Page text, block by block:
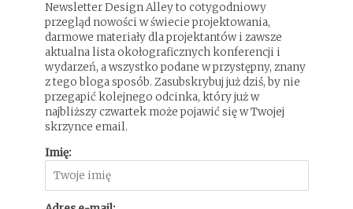
Newsletter Design Alley to cotygodniowy
przegląd nowości w świecie projektowania,
darmowe materiały dla projektantów i zawsze
aktualna lista okołograficznych konferencji i
wydarzeń, a wszystko podane w przystępny, znany
z tego bloga sposób. Zasubskrybuj już dziś, by nie
przegapić kolejnego odcinka, który już w
najbliższy czwartek może pojawić się w Twojej
skrzynce email.
Imię: